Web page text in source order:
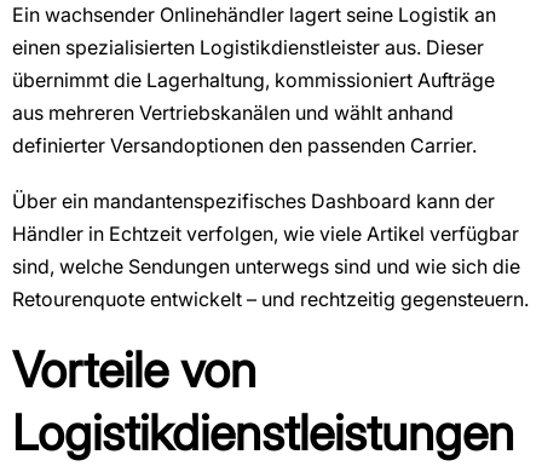
Ein wachsender Onlinehändler lagert seine Logistik an
einen spezialisierten Logistikdienstleister aus. Dieser
übernimmt die Lagerhaltung, kommissioniert Aufträge
aus mehreren Vertriebskanälen und wählt anhand
definierter Versandoptionen den passenden Carrier.
Über ein mandantenspezifisches Dashboard kann der
Händler in Echtzeit verfolgen, wie viele Artikel verfügbar
sind, welche Sendungen unterwegs sind und wie sich die
Retourenquote entwickelt – und rechtzeitig gegensteuern.
Vorteile von
Logistikdienstleistungen